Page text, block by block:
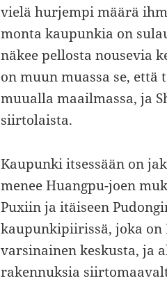
vielä hurjempi määrä
monta kaupunkia on
näkee pellosta nousevia
on muun muassa se,
muualla maailmassa, ja
siirtolaista.
Kaupunki itsessään on
menee Huangpu-joen
Puxiin ja itäiseen
kaupunkipiirissä, joka on
varsinainen keskusta, ja
rakennuksia